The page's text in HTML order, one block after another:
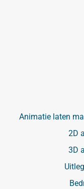
Animatie laten
2D
3D